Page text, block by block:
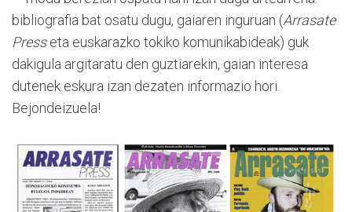
bibliografia bat osatu dugu, gaiaren inguruan (Arrasate
Presseta euskarazko tokiko komunikabideak) guk
dakigula argitaratu den guztiarekin, gaian interesa
dutenek eskura izan dezaten informazio hori.
Bejondeizuela!